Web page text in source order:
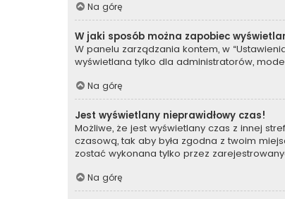
Na górę
W jaki sposób można zapobiec
W panelu zarządzania kontem, w
wyświetlana tylko dla administratorów,
Na górę
Jest wyświetlany nieprawidłowy czas!
Możliwe, że jest wyświetlany czas z innej
czasową, tak aby była zgodna z twoim
zostać wykonana tylko przez
Na górę